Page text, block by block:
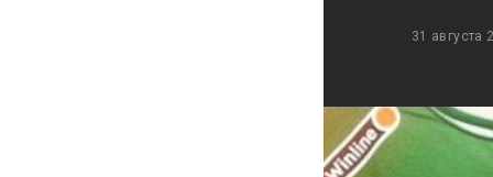
31 августа